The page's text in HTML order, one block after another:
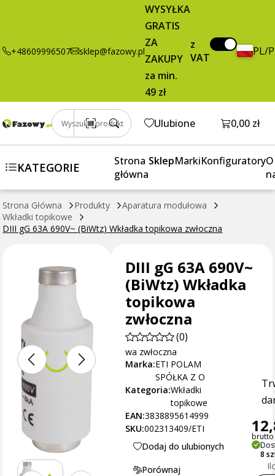
+48609996507 sklep@fazowy.pl
WYSYŁKA
GRATIS
ZA
ZAKUPY
za min.
49 zł
z
VAT
PL/
Wyszukaj produkt Ulubione Otwórz
0,00 zł
KATEGORIE
Strona
główna
SklepMarkiKonfiguratoryO
Strona Główna Produkty
Aparatura modułowa
Wkładki topikowe
DIII gG 63A 690V~ (BiWtz) Wkładka topikowa zwłoczna
DIII gG 63A 690V~
(BiWtz) Wkładka
topikowa
zwłoczna
(0)
wa zwłoczna
Marka:ETI POLAM
SPÓŁKA Z O
Kategoria:Wkładki
topikowe
EAN:3838895614999
SKU:002313409/ETI
Dodaj do ulubionych
Porównaj
brutto
8